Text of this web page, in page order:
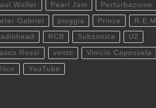
Weller Pearl Jam Perturbazione
Gabriel pioggia Prince R.E.M.
RCB Subsonica U2
Rossi vento Vinicio Capossela
YouTube